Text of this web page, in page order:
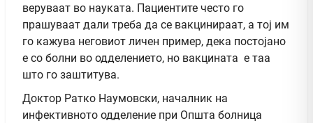
веруваат во науката. Пациентите често го
прашуваат дали треба да се вакцинираат, а тој им
го кажува неговиот личен пример, дека постојано
е со болни во одделението, но вакцината е таа
што го заштитува.
Доктор Ратко Наумовски, началник на
инфективното одделение при Општа болница